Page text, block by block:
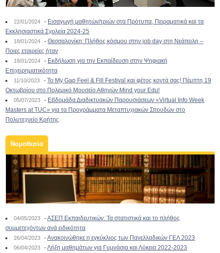
22/01/2024 - Εισαγωγή μαθητών/τριών στα Πρότυπα, Πειραματικά και τα
Εκκλησιαστικά Σχολεία 2024-25
18/01/2024 -Θεσσαλονίκη: Πλήθος κόσμου στην job day στη Νεάπολη –
Ποιες εταιρείες ήταν
18/01/2024 - Εκδήλωση για την Εκπαίδευση στην Ψηφιακή
Επιχειρηματικότητα
11/10/2023 -To My Gap Feel & Fill Festival και φέτος κοντά σας! Πέμπτη 19
Οκτωβρίου στο Πολεμικό Μουσείο Αθηνών Mind your Edu!
05/07/2023 - Εβδομάδα Διαδικτυακών Παρουσιάσεων «Virtual Info Week
Masters at TUC» για τα Προγράμματα Μεταπτυχιακών Σπουδών στο
Πολυτεχνείο Κρήτης
Νομοθεσία
04/05/2023 -ΑΣΕΠ Εκπαιδευτικών: Τα στατιστικά και το πλήθος
συμμετεχόντων ανά ειδικότητα
26/04/2023 -Ανακοινώθηκε η εγκύκλιος των Πανελλαδικών ΓΕΛ 2023
06/04/2023 -Λήξη μαθημάτων για Γυμνάσια και Λύκεια 2022-2023